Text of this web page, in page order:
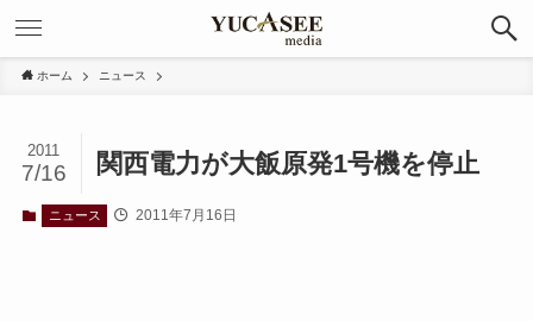
ホーム ニュース
関西電力が大飯原発1号機を停止
2011
7/16
ニュース 2011年7月16日